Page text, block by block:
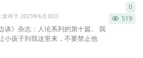
发布于 2023年6月30日 519
谈》杂志：人论系列的第十篇。 我
小孩子到我这里来，不要禁止他
0